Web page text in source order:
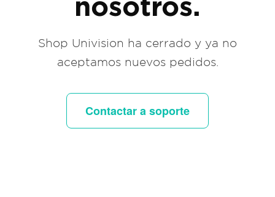
nosotros.
Shop Univision ha cerrado y ya no
aceptamos nuevos pedidos.
Contactar a soporte